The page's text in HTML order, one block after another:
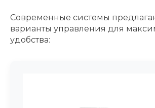
Современные системы
варианты управления для
удобства: